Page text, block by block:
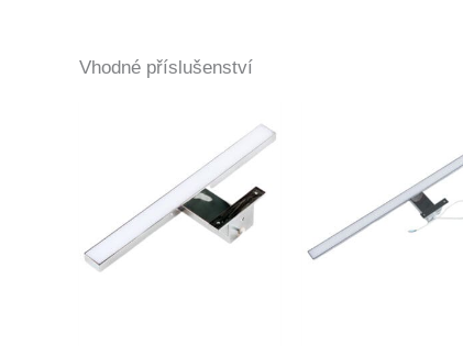
Vhodné příslušenství